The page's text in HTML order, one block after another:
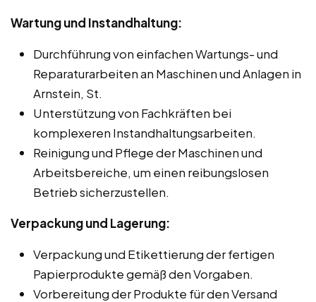
Wartung und Instandhaltung:
Durchführung von einfachen Wartungs- und
Reparaturarbeiten an Maschinen und Anlagen in
Arnstein, St.
Unterstützung von Fachkräften bei
komplexeren Instandhaltungsarbeiten.
Reinigung und Pflege der Maschinen und
Arbeitsbereiche, um einen reibungslosen
Betrieb sicherzustellen.
Verpackung und Lagerung:
Verpackung und Etikettierung der fertigen
Papierprodukte gemäß den Vorgaben.
Vorbereitung der Produkte für den Versand